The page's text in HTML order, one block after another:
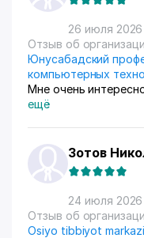
любят) За
очень помогает
само по себе
26 июля 2026
Отзыв об
Юнусабадский
компьютерных
Мне очень
ещё
Зотов
24 июля 2026
Отзыв об
Osiyo tibbiyot markazi